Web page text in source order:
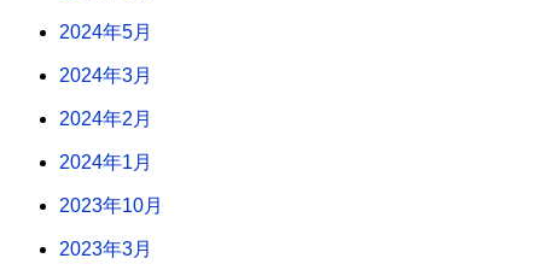
2024年5月
2024年3月
2024年2月
2024年1月
2023年10月
2023年3月